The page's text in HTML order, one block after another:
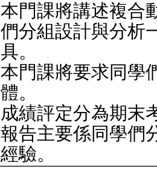
本門課將講述複合
們分組設計與分析
具。
本門課將要求同學
體。
成績評定分為期末
報告主要係同學們
經驗。